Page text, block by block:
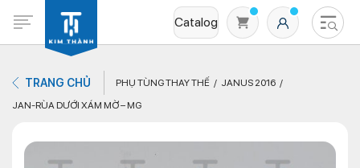
Catalog
TRANG CHỦ PHỤ TÙNG THAY THẾ
JANUS 2016
JAN-RÙA DƯỚI XÁM MỜ – MG